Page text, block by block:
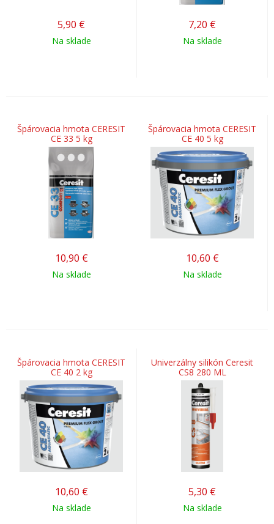
5,90 €
Na sklade
7,20 €
Na sklade
Špárovacia hmota CERESIT
CE 33 5 kg
10,90 €
Na sklade
Špárovacia hmota CERESIT
CE 40 5 kg
10,60 €
Na sklade
Špárovacia hmota CERESIT
CE 40 2 kg
10,60 €
Na sklade
Univerzálny silikón Ceresit
CS8 280 ML
5,30 €
Na sklade